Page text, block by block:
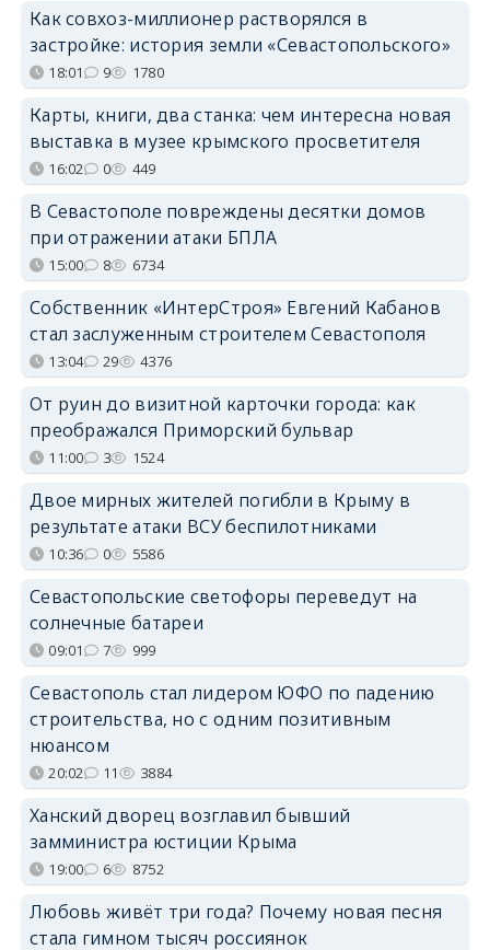
Как совхоз-миллионер растворялся в
застройке: история земли «Севастопольского»
18:01 9 1780
Карты, книги, два станка: чем интересна новая
выставка в музее крымского просветителя
16:02 0 449
В Севастополе повреждены десятки домов
при отражении атаки БПЛА
15:00 8 6734
Собственник «ИнтерСтроя» Евгений Кабанов
стал заслуженным строителем Севастополя
13:04 29 4376
От руин до визитной карточки города: как
преображался Приморский бульвар
11:00 3 1524
Двое мирных жителей погибли в Крыму в
результате атаки ВСУ беспилотниками
10:36 0 5586
Севастопольские светофоры переведут на
солнечные батареи
09:01 7 999
Севастополь стал лидером ЮФО по падению
строительства, но с одним позитивным
нюансом
20:02 11 3884
Ханский дворец возглавил бывший
замминистра юстиции Крыма
19:00 6 8752
Любовь живёт три года? Почему новая песня
стала гимном тысяч россиянок